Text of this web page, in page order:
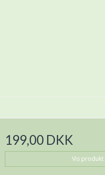
199,00 DKK
Vis produkt